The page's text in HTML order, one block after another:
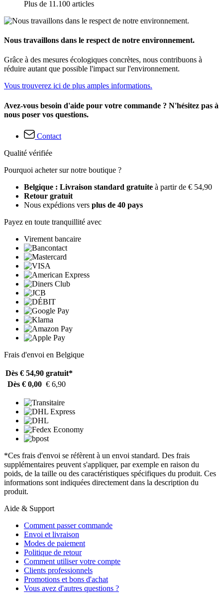
Plus de 11.100 articles
Nous travaillons dans le respect de notre environnement.
Grâce à des mesures écologiques concrètes, nous contribuons à
réduire autant que possible l'impact sur l'environnement.
Vous trouverez ici de plus amples informations.
Avez-vous besoin d'aide pour votre commande ? N'hésitez pas à
nous poser vos questions.
Contact
Qualité vérifiée
Pourquoi acheter sur notre boutique ?
Belgique : Livraison standard gratuite à partir de € 54,90
Retour gratuit
Nous expédions vers plus de 40 pays
Payez en toute tranquillité avec
Virement bancaire
Frais d'envoi en Belgique
Dès € 54,90 gratuit*
Dès € 0,00 € 6,90
*Ces frais d'envoi se réfèrent à un envoi standard. Des frais
supplémentaires peuvent s'appliquer, par exemple en raison du
poids, de la taille ou des caractéristiques spécifiques du produit. Ces
informations sont indiquées directement dans la description du
produit.
Aide & Support
Comment passer commande
Envoi et livraison
Modes de paiement
Politique de retour
Comment utiliser votre compte
Clients professionnels
Promotions et bons d'achat
Vous avez d'autres questions ?